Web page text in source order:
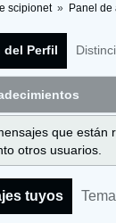
scipionet » Panel de
del Perfil
que
otros usuarios.
tuyos